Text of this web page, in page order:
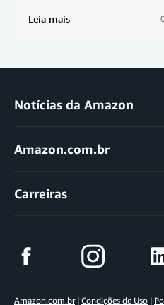
Leia mais
Notícias da Amazon
Amazon.com.br
Carreiras
Amazon.com.br| Condições de Uso |